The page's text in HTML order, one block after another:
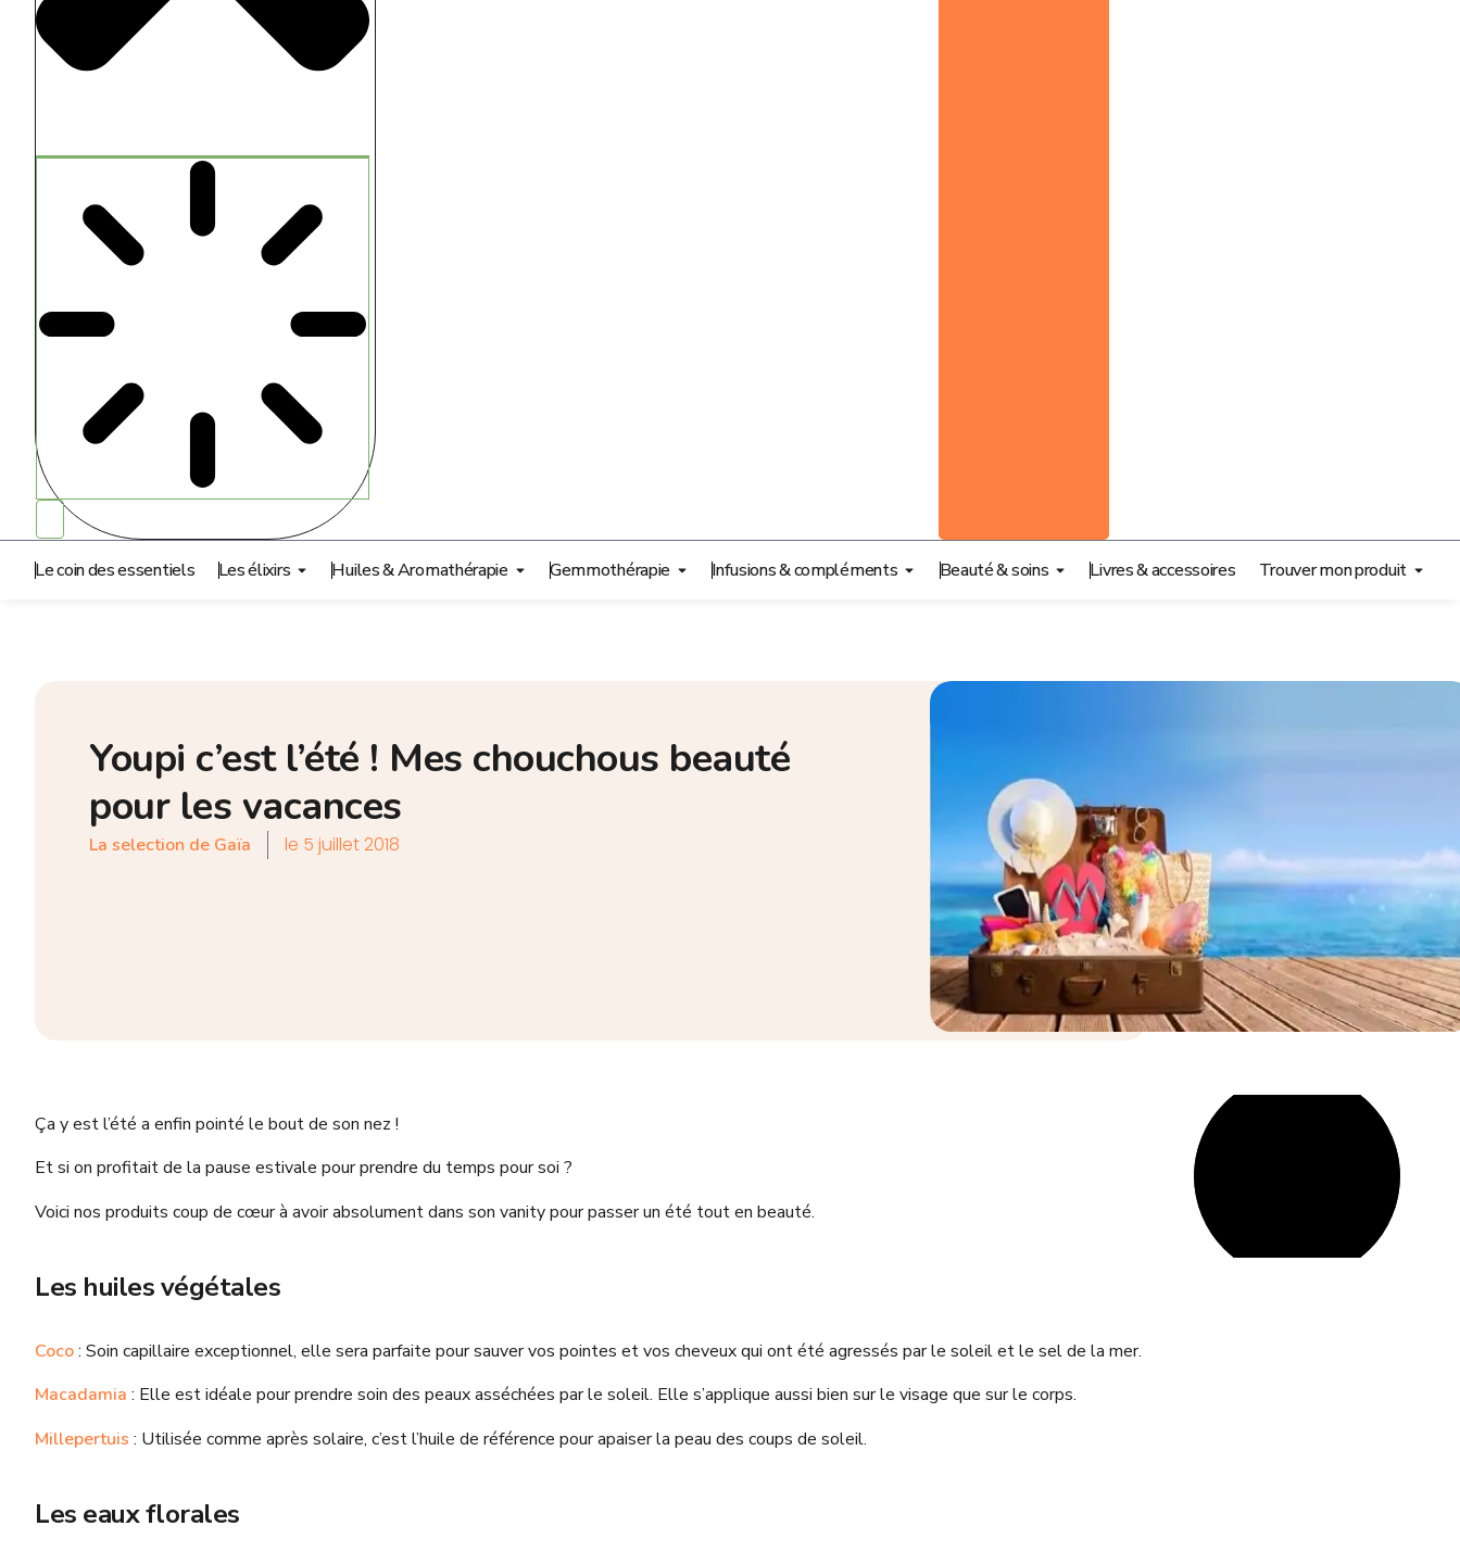
Le coin des essentiels Les élixirs Huiles & Aromathérapie Gemmothérapie Infusions & compléments Beauté & soins Livres & accessoires Trouver mon produit
Youpi c’est l’été ! Mes chouchous beauté
pour les vacances
La selection de Gaïa le 5 juillet 2018
Ça y est l’été a enfin pointé le bout de son nez !
Et si on profitait de la pause estivale pour prendre du temps pour soi ?
Voici nos produits coup de cœur à avoir absolument dans son vanity pour passer un été tout en beauté.
Les huiles végétales
Coco: Soin capillaire exceptionnel, elle sera parfaite pour sauver vos pointes et vos cheveux qui ont été agressés par le soleil et le sel de la mer.
Macadamia : Elle est idéale pour prendre soin des peaux asséchées par le soleil. Elle s’applique aussi bien sur le visage que sur le corps.
Millepertuis : Utilisée comme après solaire, c’est l’huile de référence pour apaiser la peau des coups de soleil.
Les eaux florales